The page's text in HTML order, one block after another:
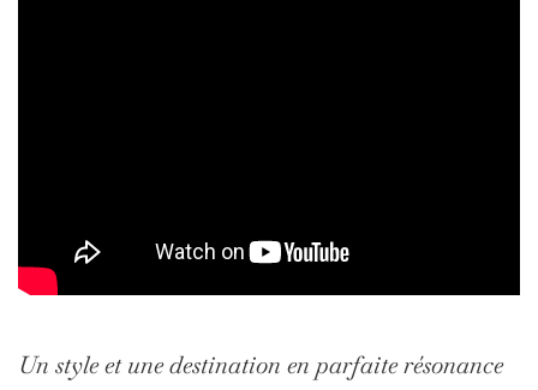
Un style et une destination en parfaite résonance